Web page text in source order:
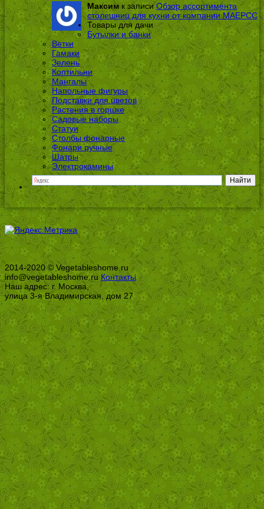
Максимк записиОбзор ассортимента
столешниц для кухни от компании МАЕРСС
Товары для дачи
Бутылки и банки
Ветки
Гамаки
Зелень
Коптильни
Мангалы
Напольные фигуры
Подставки для цветов
Растения в горшке
Садовые наборы
Статуи
Столбы фонарные
Фонари ручные
Шатры
Электрокамины
2014-2020 © Vegetableshome.ru
info@vegetableshome.ruКонтакты
Наш адрес: г. Москва,
улица 3-я Владимирская, дом 27